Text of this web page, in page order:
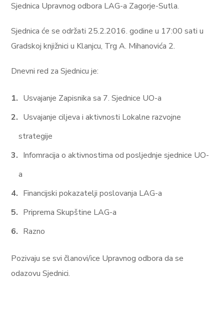
Sjednica Upravnog odbora LAG-a Zagorje-Sutla.
Sjednica će se održati 25.2.2016. godine u 17:00 sati u
Gradskoj knjižnici u Klanjcu, Trg A. Mihanovića 2.
Dnevni red za Sjednicu je:
Usvajanje Zapisnika sa 7. Sjednice UO-a
Usvajanje ciljeva i aktivnosti Lokalne razvojne
strategije
Infomracija o aktivnostima od posljednje sjednice UO-
a
Financijski pokazatelji poslovanja LAG-a
Priprema Skupštine LAG-a
Razno
Pozivaju se svi članovi/ice Upravnog odbora da se
odazovu Sjednici.